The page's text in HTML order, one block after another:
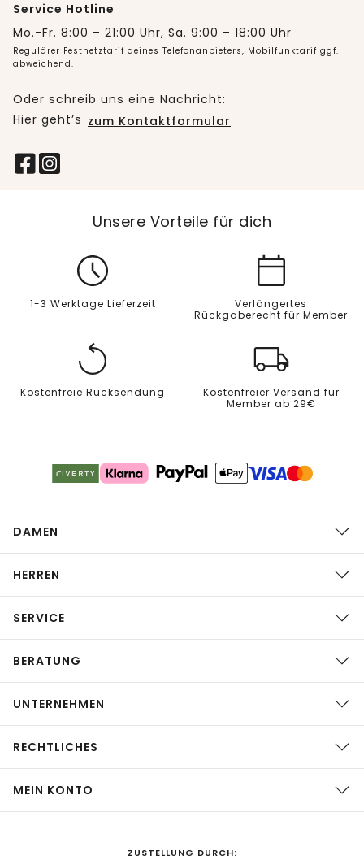
Service Hotline
Mo.-Fr. 8:00 – 21:00 Uhr, Sa. 9:00 – 18:00 Uhr
Regulärer Festnetztarif deines Telefonanbieters, Mobilfunktarif ggf.
abweichend.
Oder schreib uns eine Nachricht:
Hier geht’s zum Kontaktformular
Unsere Vorteile für dich
1-3 Werktage Lieferzeit
Verlängertes
Rückgaberecht für Member
Kostenfreie Rücksendung
Kostenfreier Versand für
Member ab 29€
DAMEN
HERREN
SERVICE
BERATUNG
UNTERNEHMEN
RECHTLICHES
MEIN KONTO
ZUSTELLUNG DURCH: